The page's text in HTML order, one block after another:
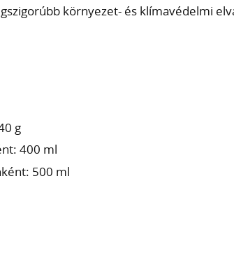
környezet- és klímavédelmi
g
400 ml
500 ml